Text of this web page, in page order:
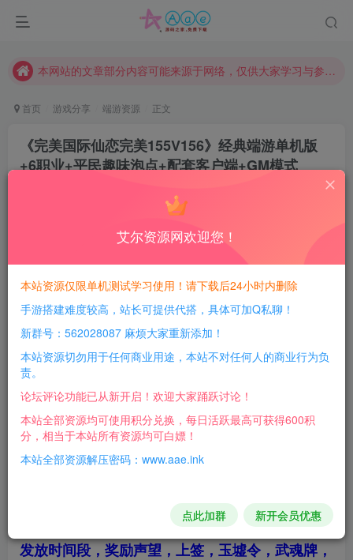
现在赞助会员享受专属折扣，详情点击此条公告。
本网站的文章部分内容可能来源于网络，仅供大家学习与参考，如有侵权，请联系站长QQ466107887进行删除处理。
首页 游戏分享 端游资源 正文
《完美国际仙恋完美155V156》经典端游单机版
+6职业+平民趣味泡点+配套客户端+GM模式
每日活跃最高可获得600积分！所有资源可以使用
积分免费兑换！
游戏介绍：
仙恋完美155-6职业：
1】★版本细节优化，提高平民玩家的可玩性和积
2】调整野外BOSS时间，调整野外BOSS防御。
3】新加平民趣味泡点，70级可参加，奖励；镌刻
4】新加福利（五元素叛乱）NPC于飞来镇可查看
发放时间段，奖励声望，上签，玉墟令，武魂牌，
艾尔资源网欢迎您！
本站资源仅限单机测试学习使用！请下载后24小时内删除
手游搭建难度较高，站长可提供代搭，具体可加Q私聊！
新群号：562028087 麻烦大家重新添加！
本站资源切勿用于任何商业用途，本站不对任何人的商业行为负
责。
论坛评论功能已从新开启！欢迎大家踊跃讨论！
本站全部资源均可使用积分兑换，每日活跃最高可获得600积
分，相当于本站所有资源均可白嫖！
本站全部资源解压密码：www.aae.ink
点此加群 新开会员优惠